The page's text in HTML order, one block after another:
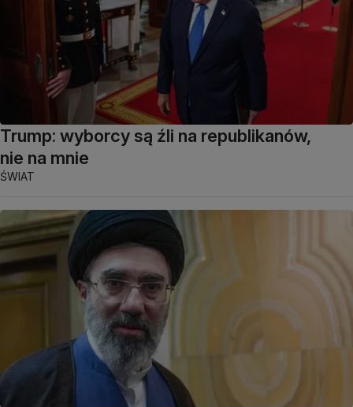
Trump: wyborcy są źli na republikanów,
nie na mnie
ŚWIAT